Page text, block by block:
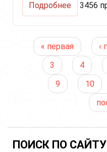
Подробнее
Лекция
Бхаджана
э»
3456
Страницы
« первая ‹
3
4
9
10
ПОИСК ПО САЙТУ